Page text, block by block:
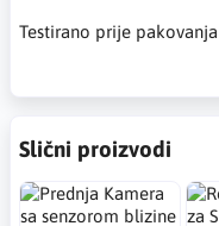
Testirano prije pakovanja
Slični proizvodi